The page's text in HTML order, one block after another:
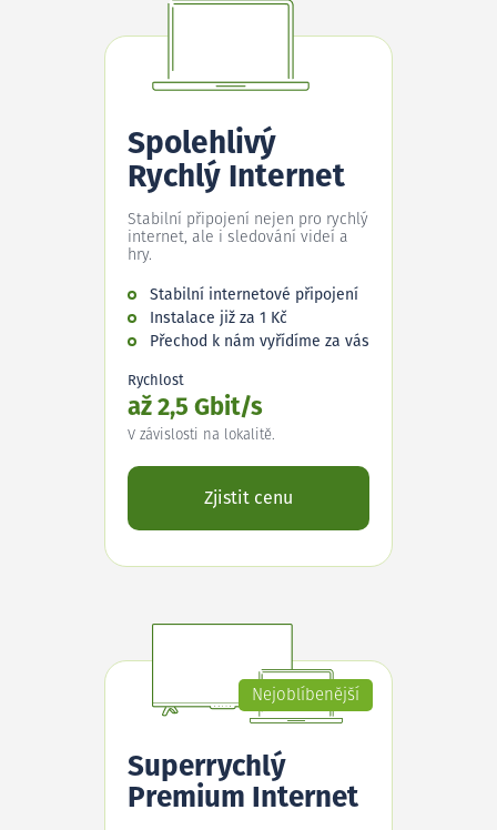
Spolehlivý
Rychlý Internet
Stabilní připojení nejen pro rychlý
internet, ale i sledování videí a
hry.
Stabilní internetové připojení
Instalace již za 1 Kč
Přechod k nám vyřídíme za vás
Rychlost
až 2,5 Gbit/s
V závislosti na lokalitě.
Zjistit cenu
Nejoblíbenější
Superrychlý
Premium Internet